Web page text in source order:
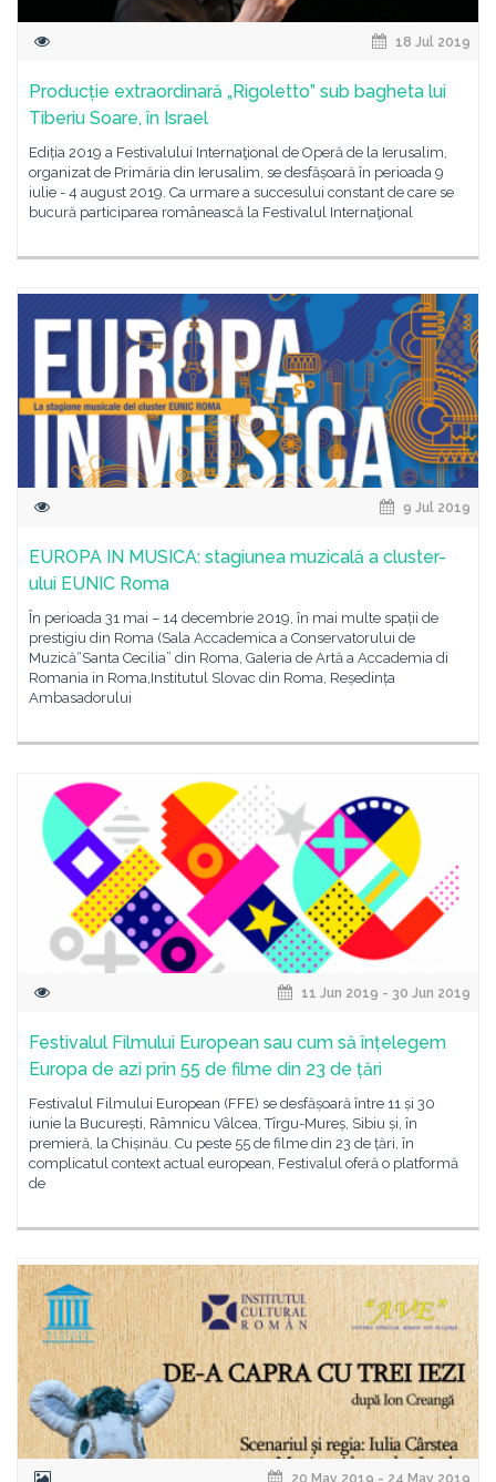
18 Jul 2019
Producție extraordinară „Rigoletto” sub bagheta lui
Tiberiu Soare, în Israel
Ediția 2019 a Festivalului Internaţional de Operă de la Ierusalim,
organizat de Primăria din Ierusalim, se desfășoară în perioada 9
iulie - 4 august 2019. Ca urmare a succesului constant de care se
bucură participarea românească la Festivalul Internaţional
9 Jul 2019
EUROPA IN MUSICA: stagiunea muzicală a cluster-
ului EUNIC Roma
În perioada 31 mai – 14 decembrie 2019, în mai multe spații de
prestigiu din Roma (Sala Accademica a Conservatorului de
Muzică“Santa Cecilia” din Roma, Galeria de Artă a Accademia di
Romania in Roma,Institutul Slovac din Roma, Reședința
Ambasadorului
11 Jun 2019 - 30 Jun 2019
Festivalul Filmului European sau cum să înțelegem
Europa de azi prin 55 de filme din 23 de țări
Festivalul Filmului European (FFE) se desfășoară între 11 și 30
iunie la București, Râmnicu Vâlcea, Tîrgu-Mureș, Sibiu și, în
premieră, la Chișinău. Cu peste 55 de filme din 23 de țări, în
complicatul context actual european, Festivalul oferă o platformă
de
20 May 2019 - 24 May 2019